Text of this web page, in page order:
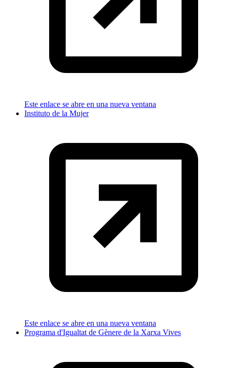
Este enlace se abre en una nueva ventana
Instituto de la Mujer
Este enlace se abre en una nueva ventana
Programa d'Igualtat de Gènere de la Xarxa Vives